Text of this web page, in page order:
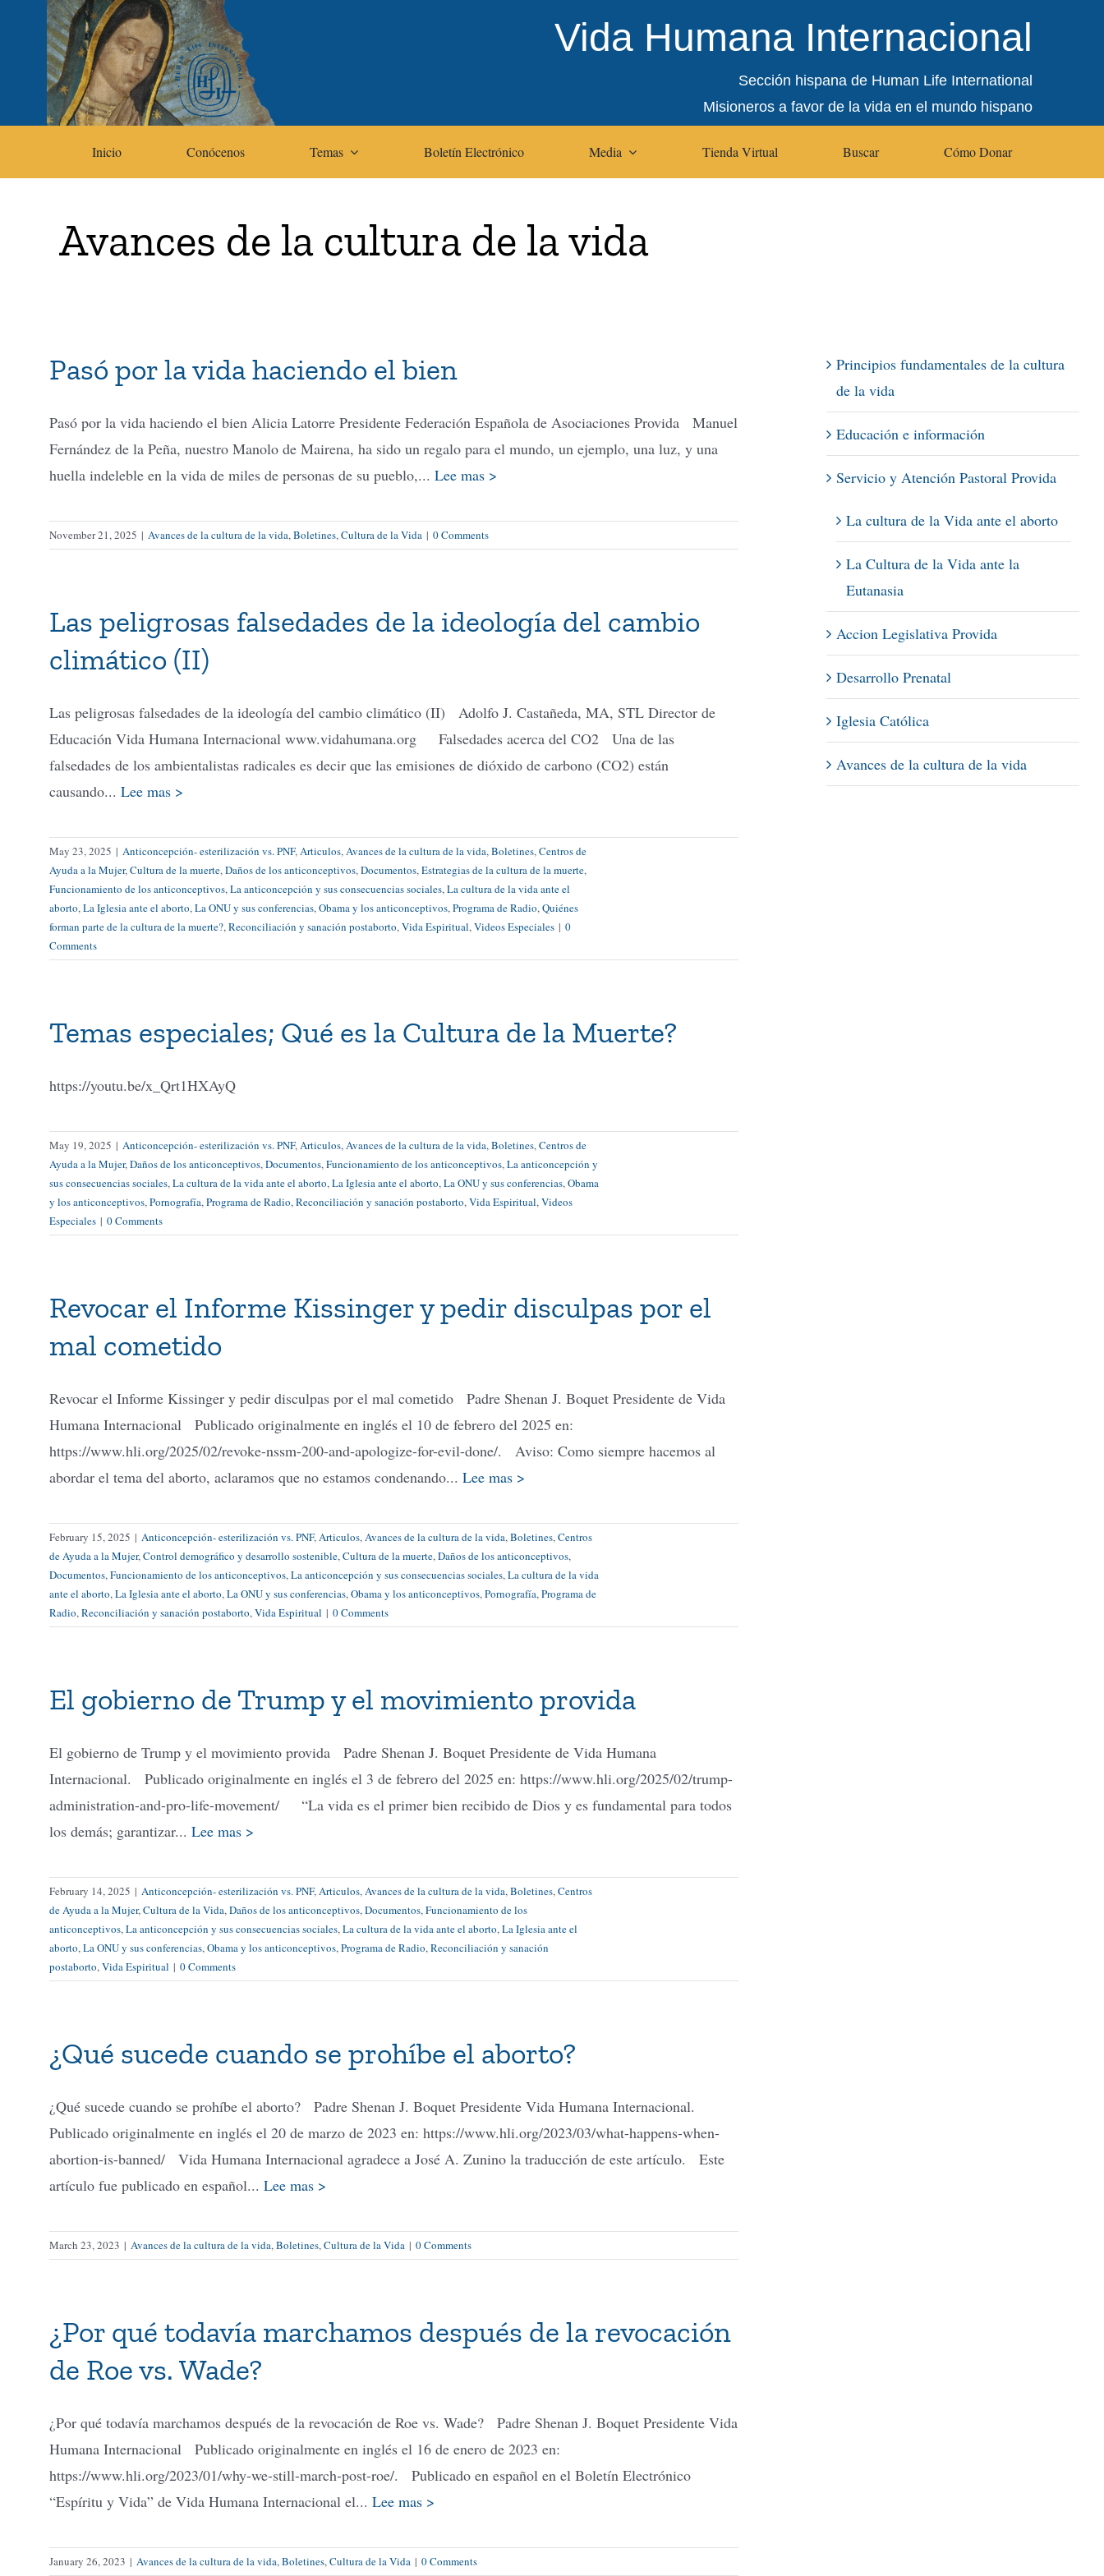
Vida Humana Internacional
Sección hispana de Human Life International
Misioneros a favor de la vida en el mundo hispano
Inicio Conócenos Temas Boletín Electrónico Media Tienda Virtual Buscar Cómo Donar
Avances de la cultura de la vida
Pasó por la vida haciendo el bien
Pasó por la vida haciendo el bien Alicia Latorre Presidente Federación Española de Asociaciones Provida Manuel
Fernández de la Peña, nuestro Manolo de Mairena, ha sido un regalo para el mundo, un ejemplo, una luz, y una
huella indeleble en la vida de miles de personas de su pueblo,... Lee mas >
November 21, 2025 | Avances de la cultura de la vida,Boletines,Cultura de la Vida | 0 Comments
Las peligrosas falsedades de la ideología del cambio
climático (II)
Las peligrosas falsedades de la ideología del cambio climático (II) Adolfo J. Castañeda, MA, STL Director de
Educación Vida Humana Internacional www.vidahumana.org Falsedades acerca del CO2 Una de las
falsedades de los ambientalistas radicales es decir que las emisiones de dióxido de carbono (CO2) están
causando... Lee mas >
May 23, 2025 | Anticoncepción- esterilización vs. PNF,Articulos,Avances de la cultura de la vida,Boletines,Centros de
Ayuda a la Mujer,Cultura de la muerte,Daños de los anticonceptivos,Documentos,Estrategias de la cultura de la muerte,
Funcionamiento de los anticonceptivos,La anticoncepción y sus consecuencias sociales,La cultura de la vida ante el
aborto,La Iglesia ante el aborto,La ONU y sus conferencias,Obama y los anticonceptivos,Programa de Radio,Quiénes
forman parte de la cultura de la muerte?,Reconciliación y sanación postaborto,Vida Espiritual,Videos Especiales | 0
Comments
Temas especiales; Qué es la Cultura de la Muerte?
https://youtu.be/x_Qrt1HXAyQ
May 19, 2025 | Anticoncepción- esterilización vs. PNF,Articulos,Avances de la cultura de la vida,Boletines,Centros de
Ayuda a la Mujer,Daños de los anticonceptivos,Documentos,Funcionamiento de los anticonceptivos,La anticoncepción y
sus consecuencias sociales,La cultura de la vida ante el aborto,La Iglesia ante el aborto,La ONU y sus conferencias,Obama
y los anticonceptivos,Pornografía,Programa de Radio,Reconciliación y sanación postaborto,Vida Espiritual,Videos
Especiales | 0 Comments
Revocar el Informe Kissinger y pedir disculpas por el
mal cometido
Revocar el Informe Kissinger y pedir disculpas por el mal cometido Padre Shenan J. Boquet Presidente de Vida
Humana Internacional Publicado originalmente en inglés el 10 de febrero del 2025 en:
https://www.hli.org/2025/02/revoke-nssm-200-and-apologize-for-evil-done/. Aviso: Como siempre hacemos al
abordar el tema del aborto, aclaramos que no estamos condenando... Lee mas >
February 15, 2025 | Anticoncepción- esterilización vs. PNF,Articulos,Avances de la cultura de la vida,Boletines,Centros
de Ayuda a la Mujer,Control demográfico y desarrollo sostenible,Cultura de la muerte,Daños de los anticonceptivos,
Documentos,Funcionamiento de los anticonceptivos,La anticoncepción y sus consecuencias sociales,La cultura de la vida
ante el aborto,La Iglesia ante el aborto,La ONU y sus conferencias,Obama y los anticonceptivos,Pornografía,Programa de
Radio,Reconciliación y sanación postaborto,Vida Espiritual | 0 Comments
El gobierno de Trump y el movimiento provida
El gobierno de Trump y el movimiento provida Padre Shenan J. Boquet Presidente de Vida Humana
Internacional. Publicado originalmente en inglés el 3 de febrero del 2025 en: https://www.hli.org/2025/02/trump-
administration-and-pro-life-movement/ “La vida es el primer bien recibido de Dios y es fundamental para todos
los demás; garantizar... Lee mas >
February 14, 2025 | Anticoncepción- esterilización vs. PNF,Articulos,Avances de la cultura de la vida,Boletines,Centros
de Ayuda a la Mujer,Cultura de la Vida,Daños de los anticonceptivos,Documentos,Funcionamiento de los
anticonceptivos,La anticoncepción y sus consecuencias sociales,La cultura de la vida ante el aborto,La Iglesia ante el
aborto,La ONU y sus conferencias,Obama y los anticonceptivos,Programa de Radio,Reconciliación y sanación
postaborto,Vida Espiritual | 0 Comments
¿Qué sucede cuando se prohíbe el aborto?
¿Qué sucede cuando se prohíbe el aborto? Padre Shenan J. Boquet Presidente Vida Humana Internacional.
Publicado originalmente en inglés el 20 de marzo de 2023 en: https://www.hli.org/2023/03/what-happens-when-
abortion-is-banned/ Vida Humana Internacional agradece a José A. Zunino la traducción de este artículo. Este
artículo fue publicado en español... Lee mas >
March 23, 2023 | Avances de la cultura de la vida,Boletines,Cultura de la Vida | 0 Comments
¿Por qué todavía marchamos después de la revocación
de Roe vs. Wade?
¿Por qué todavía marchamos después de la revocación de Roe vs. Wade? Padre Shenan J. Boquet Presidente Vida
Humana Internacional Publicado originalmente en inglés el 16 de enero de 2023 en:
https://www.hli.org/2023/01/why-we-still-march-post-roe/. Publicado en español en el Boletín Electrónico
“Espíritu y Vida” de Vida Humana Internacional el... Lee mas >
January 26, 2023 | Avances de la cultura de la vida,Boletines,Cultura de la Vida | 0 Comments
Principios fundamentales de la cultura
de la vida
Educación e información
Servicio y Atención Pastoral Provida
La cultura de la Vida ante el aborto
La Cultura de la Vida ante la
Eutanasia
Accion Legislativa Provida
Desarrollo Prenatal
Iglesia Católica
Avances de la cultura de la vida